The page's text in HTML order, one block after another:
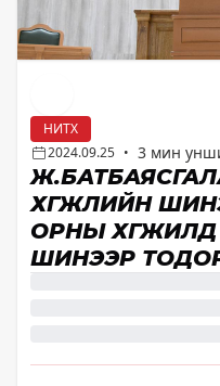
НИТХ
2024.09.25 • 3 мин
ХӨГЖЛИЙН
ОРНЫ
ШИНЭЭР